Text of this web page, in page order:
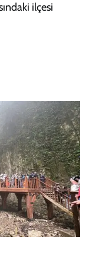
ilçesi